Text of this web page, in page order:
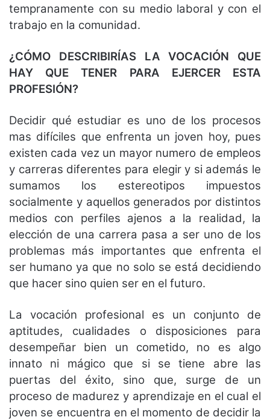
tempranamente con su medio laboral y con el
trabajo en la comunidad.
¿CÓMO DESCRIBIRÍAS LA VOCACIÓN QUE
HAY QUE TENER PARA EJERCER ESTA
PROFESIÓN?
Decidir qué estudiar es uno de los procesos
mas difíciles que enfrenta un joven hoy, pues
existen cada vez un mayor numero de empleos
y carreras diferentes para elegir y si además le
sumamos los estereotipos impuestos
socialmente y aquellos generados por distintos
medios con perfiles ajenos a la realidad, la
elección de una carrera pasa a ser uno de los
problemas más importantes que enfrenta el
ser humano ya que no solo se está decidiendo
que hacer sino quien ser en el futuro.
La vocación profesional es un conjunto de
aptitudes, cualidades o disposiciones para
desempeñar bien un cometido, no es algo
innato ni mágico que si se tiene abre las
puertas del éxito, sino que, surge de un
proceso de madurez y aprendizaje en el cual el
joven se encuentra en el momento de decidir la